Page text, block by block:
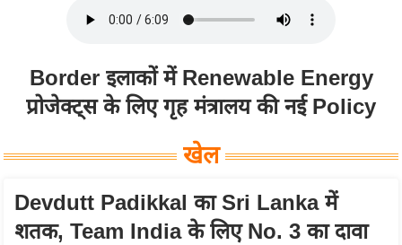
ब
री
र्टू
न
Border इलाकों में Renewable Energy
प्रोजेक्ट्स के लिए गृह मंत्रालय की नई Policy
खेल
Devdutt Padikkal का Sri Lanka में
शतक, Team India के लिए No. 3 का दावा